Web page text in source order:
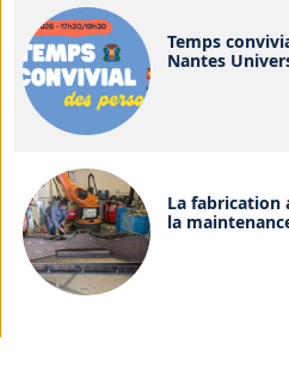
Temps
Nantes
La
la